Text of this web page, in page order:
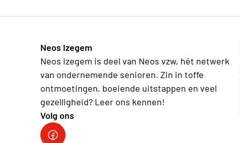
Neos Izegem
Neos Izegem is deel van Neos vzw, hét netwerk
van ondernemende senioren. Zin in toffe
ontmoetingen, boeiende uitstappen en veel
gezelligheid? Leer ons kennen!
Volg ons
Neos vzw